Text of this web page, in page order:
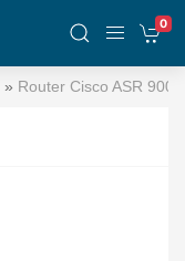
0
» Router Cisco ASR 900